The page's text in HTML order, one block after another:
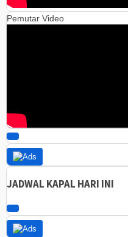
Pemutar Video
00:00
00:00
JADWAL KAPAL HARI INI